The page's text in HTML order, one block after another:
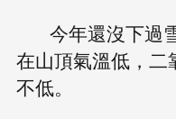
今年還沒下過
在山頂氣溫低，二
不低。